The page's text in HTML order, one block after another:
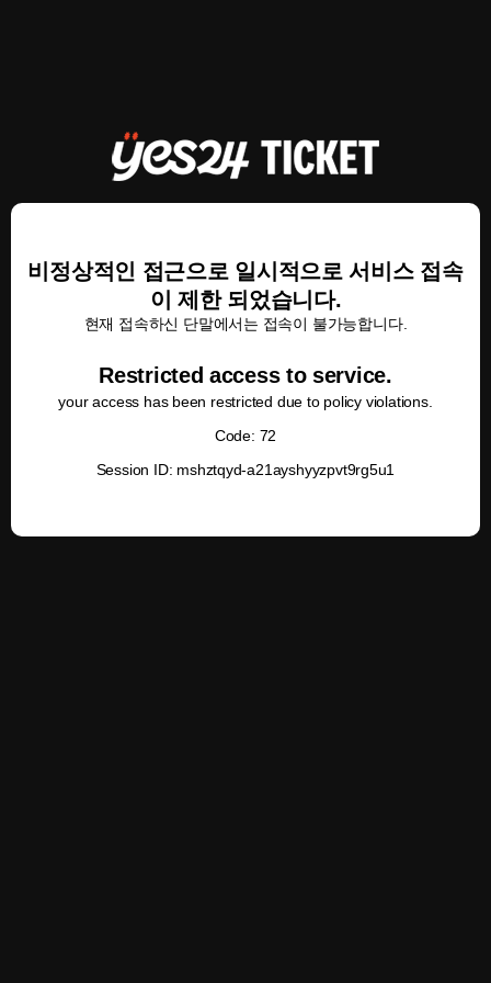
비정상적인 접근으로 일시적으로 서비스 접속
이 제한 되었습니다.
현재 접속하신 단말에서는 접속이 불가능합니다.
Restricted access to service.
your access has been restricted due to policy violations.
Code: 72
Session ID: mshztqyd-a21ayshyyzpvt9rg5u1